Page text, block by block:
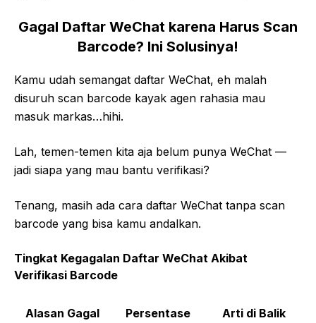
Gagal Daftar WeChat karena Harus Scan
Barcode? Ini Solusinya!
Kamu udah semangat daftar WeChat, eh malah
disuruh scan barcode kayak agen rahasia mau
masuk markas…hihi.
Lah, temen-temen kita aja belum punya WeChat —
jadi siapa yang mau bantu verifikasi?
Tenang, masih ada cara daftar WeChat tanpa scan
barcode yang bisa kamu andalkan.
Tingkat Kegagalan Daftar WeChat Akibat
Verifikasi Barcode
Alasan Gagal
Persentase
Arti di Balik